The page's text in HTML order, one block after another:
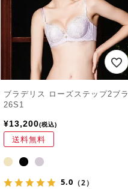
ブラデリス ローズステップ2ブラ
26S1
¥13,200 税込
送料無料
5.0 （2）